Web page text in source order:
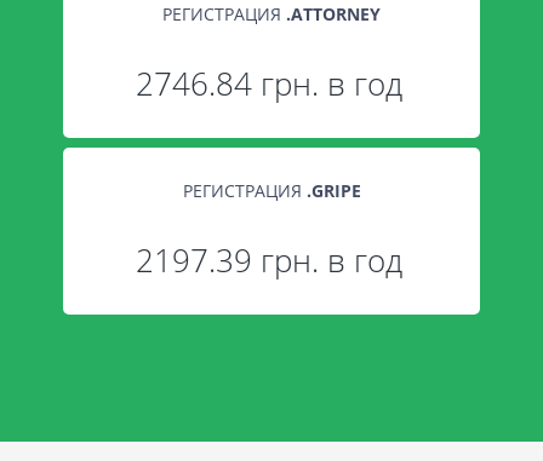
РЕГИСТРАЦИЯ .ATTORNEY
2746.84 грн. в год
РЕГИСТРАЦИЯ .GRIPE
2197.39 грн. в год